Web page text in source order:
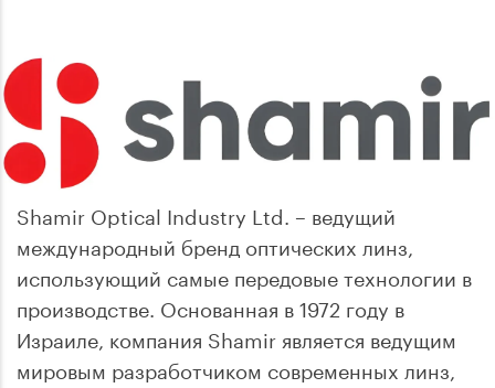
Shamir Optical Industry Ltd. – ведущий
международный бренд оптических линз,
использующий самые передовые технологии в
производстве. Основанная в 1972 году в
Израиле, компания Shamir является ведущим
мировым разработчиком современных линз,